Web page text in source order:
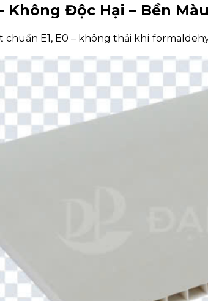
Không Độc Hại – Bền Màu
chuẩn E1, E0 – không thải khí